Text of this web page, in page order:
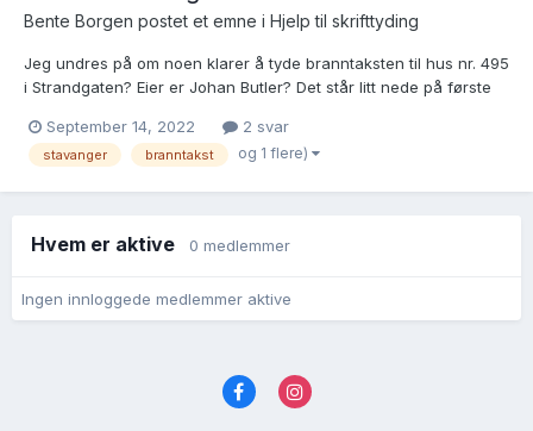
Bente Borgen postet et emne i Hjelp til skrifttyding
Jeg undres på om noen klarer å tyde branntaksten til hus nr. 495
i Strandgaten? Eier er Johan Butler? Det står litt nede på første
håper..... 🙂
September 14, 2022 2 svar
stavanger branntakst og 1 flere)
Hvem er aktive 0 medlemmer
Ingen innloggede medlemmer aktive